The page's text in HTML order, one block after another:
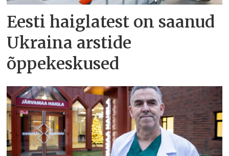
Eesti haiglatest on saanud
Ukraina arstide
õppekeskused